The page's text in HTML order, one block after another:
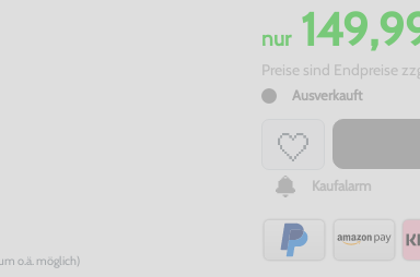
o.ä. möglich)
nur
Preise sind Endpreise
Ausverkauft
Kaufalarm